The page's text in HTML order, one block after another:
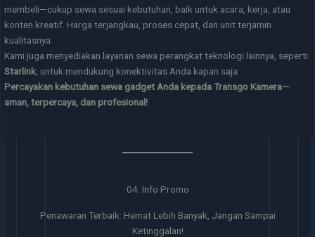
membeli—cukup sewa sesuai kebutuhan, baik untuk acara, kerja, atau
konten kreatif. Harga terjangkau, proses cepat, dan unit terjamin
kualitasnya.
Kami juga menyediakan layanan sewa perangkat teknologi lainnya, seperti
Starlink , untuk mendukung konektivitas Anda kapan saja.
Percayakan kebutuhan sewa gadget Anda kepada Transgo Kamera—
aman, terpercaya, dan profesional!
04. Info Promo
Penawaran Terbaik: Hemat Lebih Banyak, Jangan Sampai
Ketinggalan!